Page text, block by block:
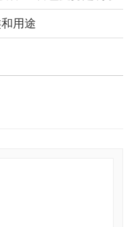
用途